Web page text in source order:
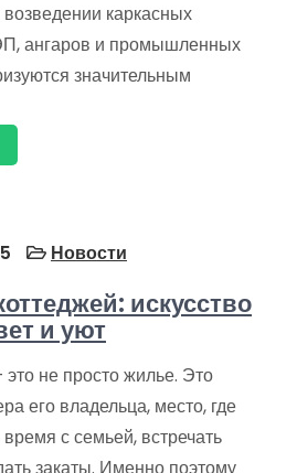
каркасных
ангаров и промышленных
значительным
Новости
искусство
и уют
не просто жилье. Это
его владельца, место, где
с семьей, встречать